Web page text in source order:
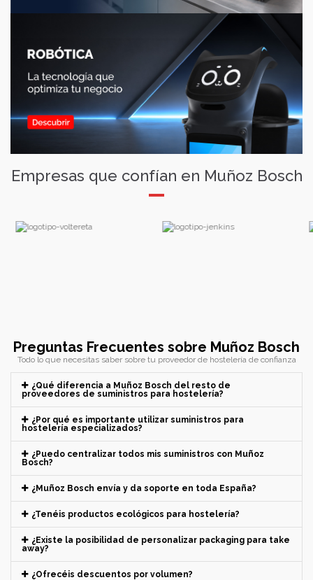
Empresas que confían en Muñoz Bosch
Preguntas Frecuentes sobre Muñoz Bosch
Todo lo que necesitas saber sobre tu proveedor de hostelería de confianza
¿Qué diferencia a Muñoz Bosch del resto de
proveedores de suministros para hostelería?
¿Por qué es importante utilizar suministros para
hostelería especializados?
¿Puedo centralizar todos mis suministros con Muñoz
Bosch?
¿Muñoz Bosch envía y da soporte en toda España?
¿Tenéis productos ecológicos para hostelería?
¿Existe la posibilidad de personalizar packaging para take
away?
¿Ofrecéis descuentos por volumen?